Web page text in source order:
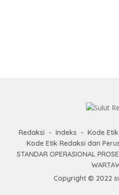
Redaksi Indeks Kode Etik
Kode Etik Redaksi dan
STANDAR OPERASIONAL
Copyright © 2022